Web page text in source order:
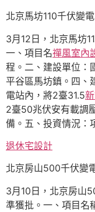
北京馬坊110千伏變
3月12日，北京馬坊
一、項目名禪風室內
程。二、建設單位：
平谷區馬坊鎮。四、
電站內，將2臺31.5
2臺50兆伏安有載調
備。五、投資情況：
退休宅設計
北京房山500千伏變
3月10日，北京房山
準獲批。一、項目名